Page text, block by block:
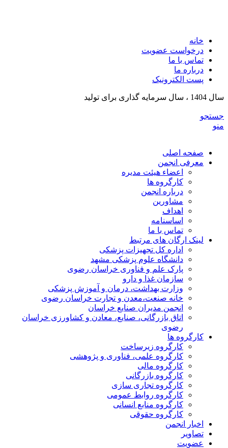
خانه
درخواست عضویت
تماس با ما
درباره ما
پست الکترونیک
سال 1404 ، سال سرمایه گذاری برای تولید
جستجو
منو
صفحه اصلی
معرفی انجمن
اعضاء هیئت مدیره
کارگروه ها
درباره انجمن
مشاورین
اهداف
اساسنامه
تماس با ما
لینک ارگان های مرتبط
اداره کل تجهیزات پزشکی
دانشگاه علوم پزشکی مشهد
پارک علم و فناوری خراسان رضوی
سازمان غذا و دارو
وزارت بهداشت، درمان و آموزش پزشکی
خانه صنعت،معدن و تجارت خراسان رضوی
انجمن مدیران صنایع خراسان
اتاق بازرگانی، صنایع، معادن و کشاورزی خراسان
رضوی
کارگروه ها
کارگروه زیرساخت
کارگروه علمی، فناوری و پژوهشی
کارگروه مالی
کارگروه بازرگانی
کارگروه تجاری سازی
کارگروه روابط عمومی
کارگروه منابع انسانی
کارگروه حقوقی
اخبار انجمن
تصاویر
عضویت